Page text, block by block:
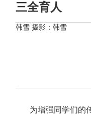
三全育人
韩雪 摄影：韩雪
为增强同学们的